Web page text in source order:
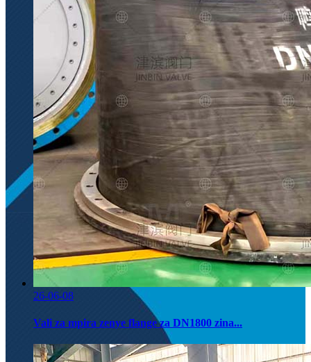
26-06-08
Vali za mpira zenye flange za DN1800 zina...